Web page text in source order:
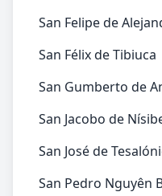
San Felipe de
San Félix de Tibiuca
San Gumberto de
San Jacobo de
San José de
San Pedro Nguyên